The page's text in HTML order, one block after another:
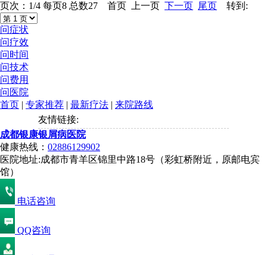
页次：1/4 每页8 总数27 首页 上一页 下一页 尾页 转到:
问症状
问疗效
问时间
问技术
问费用
问医院
首页 | 专家推荐 | 最新疗法 | 来院路线
友情链接:
成都银康银屑病医院
健康热线： 02886129902
医院地址:成都市青羊区锦里中路18号（彩虹桥附近，原邮电宾
馆）
电话咨询
QQ咨询